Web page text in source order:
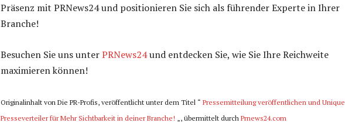
Präsenz mit PRNews24 und positionieren Sie sich als führender Experte in Ihrer
Branche!
Besuchen Sie uns unterPRNews24und entdecken Sie, wie Sie Ihre Reichweite
maximieren können!
Originalinhalt von Die PR-Profis, veröffentlicht unter dem Titel “ Pressemitteilung veröffentlichen und Unique
Presseverteiler für Mehr Sichtbarkeit in deiner Branche! „, übermittelt durch Prnews24.com